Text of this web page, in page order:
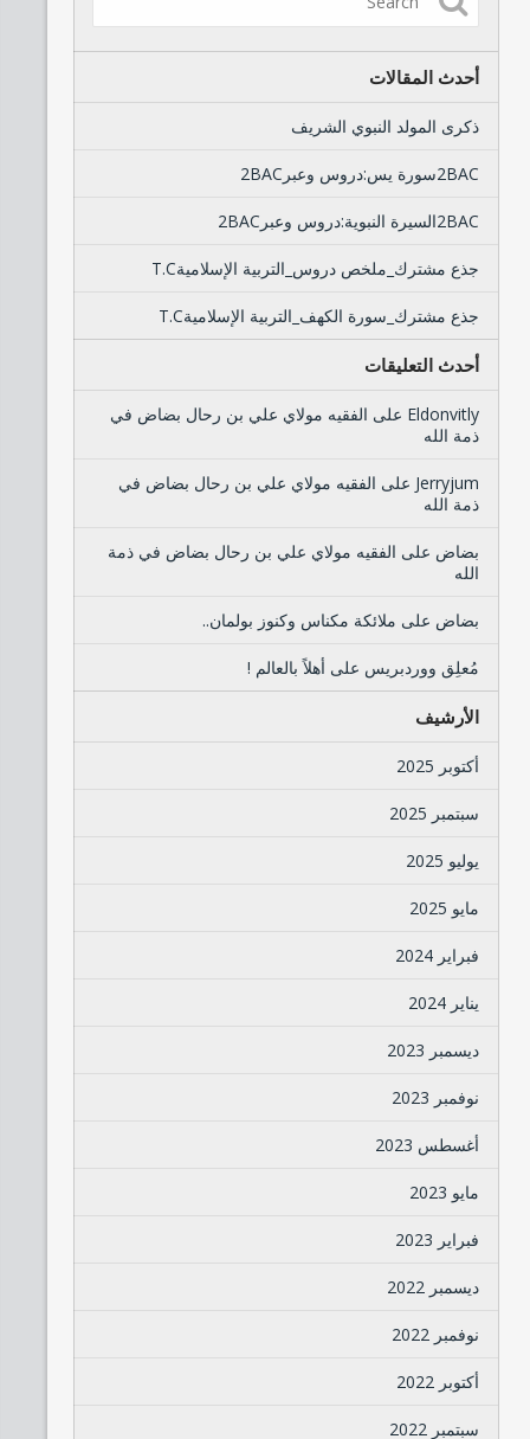
أحدث المقالات
ذكرى المولد النبوي الشريف
2BACسورة يس:دروس وعبر2BAC
2BACالسيرة النبوية:دروس وعبر2BAC
جذع مشترك_ملخص دروس_التربية الإسلاميةT.C
جذع مشترك_سورة الكهف_التربية الإسلاميةT.C
أحدث التعليقات
Eldonvitly على الفقيه مولاي علي بن رحال بضاض في
ذمة الله
Jerryjum على الفقيه مولاي علي بن رحال بضاض في
ذمة الله
بضاض على الفقيه مولاي علي بن رحال بضاض في ذمة
الله
بضاض على ملائكة مكناس وكنوز بولمان..
مُعلِق ووردبريس على أهلاً بالعالم !
الأرشيف
أكتوبر 2025
سبتمبر 2025
يوليو 2025
مايو 2025
فبراير 2024
يناير 2024
ديسمبر 2023
نوفمبر 2023
أغسطس 2023
مايو 2023
فبراير 2023
ديسمبر 2022
نوفمبر 2022
أكتوبر 2022
سبتمبر 2022